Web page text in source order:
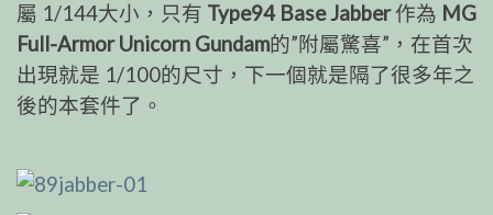
屬 1/144大小，只有 Type94 Base Jabber作為 MG
Full-Armor Unicorn Gundam的”附屬驚喜”，在首次
出現就是 1/100的尺寸，下一個就是隔了很多年之
後的本套件了。